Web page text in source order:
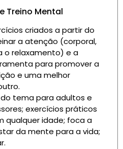
Treino Mental
criados a partir do
a atenção (corporal,
o relaxamento) e a
para promover a
e uma melhor
tema para adultos e
exercícios práticos
qualquer idade; foca a
da mente para a vida;